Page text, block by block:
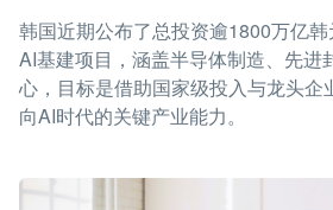
韩国近期公布了总投资逾1800万亿
AI基建项目，涵盖半导体制造、先进
心，目标是借助国家级投入与龙头企
向AI时代的关键产业能力。